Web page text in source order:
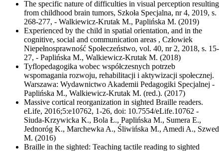
The specific nature of difficulties in visual perception resulting
from childhood brain tumors, Szkoła Specjalna, nr 4, 2019, s.
268-277, - Walkiewicz-Krutak M., Paplińska M. (2019)
Experienced by the child in spatial orientation, and in the
cognitive, social and communication areas , Człowiek
Niepełnosprawność Społeczeństwo, vol. 40, nr 2, 2018, s. 15-
27, - Paplińska M., Walkiewicz-Krutak M. (2018)
Tyflopedagogika wobec współczesnych potrzeb
wspomagania rozwoju, rehabilitacji i aktywizacji społecznej.
Warszawa: Wydawnictwo Akademii Pedagogiki Specjalnej -
Paplińska M., Walkiewicz-Krutak M. (red.). (2017)
Massive cortical reorganization in sighted Braille readers.
eLife, 2016;5:e10762, 1-26, doi: 10.7554/eLife.10762 -
Siuda-Krzywicka K., Bola Ł., Paplińska M., Sumera E.,
Jednoróg K., Marchewka A., Śliwińska M., Amedi A., Szwed
M. (2016)
Braille in the sighted: Teaching tactile reading to sighted